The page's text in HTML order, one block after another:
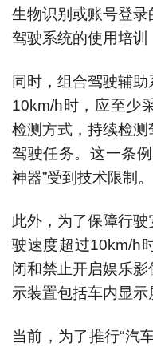
生物识别或账号登
驾驶系统的使用培训
同时，组合驾驶辅
10km/h时，应至少
检测方式，持续检
驾驶任务。这一条
神器”受到技术限制。
此外，为了保障行
驶速度超过10km/h
闭和禁止开启娱乐
示装置包括车内显示
当前，为了推行“汽